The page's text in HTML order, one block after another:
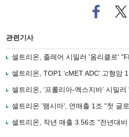
페
이
로
기
사
유
기
트위
터로
관련기사
셀트리온, 졸레어 시밀러 '옴리클로'
셀트리온, TOP1 ‘cMET ADC’ 고형암
셀트리온, ‘프롤리아-엑스지바’ 시밀러
셀트리온 '램시마', 연매출 1조 "첫 글
셀트리온, 작년 매출 3.56조 "전년대